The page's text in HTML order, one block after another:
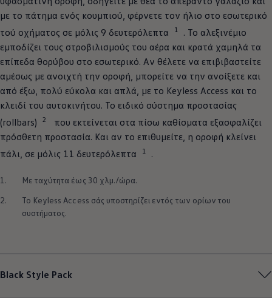
με το πάτημα ενός κουμπιού, φέρνετε τον ήλιο στο εσωτερικό
τού οχήματος σε μόλις 9 δευτερόλεπτα
1
. Το αλεξινέμιο
εμποδίζει τους στροβιλισμούς του αέρα και κρατά χαμηλά τα
επίπεδα θορύβου στο εσωτερικό. Αν θέλετε να επιβιβαστείτε
αμέσως με ανοιχτή την οροφή, μπορείτε να την ανοίξετε και
από έξω, πολύ εύκολα και απλά, με το Keyless Access και το
κλειδί του αυτοκινήτου. Το ειδικό σύστημα προστασίας
(rollbars)
2
που εκτείνεται στα πίσω καθίσματα εξασφαλίζει
πρόσθετη προστασία. Και αν το επιθυμείτε, η οροφή κλείνει
πάλι, σε μόλις 11 δευτερόλεπτα
1 .
1.
Mε ταχύτητα έως 30 χλμ./ώρα.
2.
Το Keyless Access σάς υποστηρίζει εντός των ορίων του
συστήματος.
Black Style Pack